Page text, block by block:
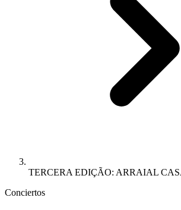
TERCERA EDIÇÃO: ARRAIAL
Conciertos